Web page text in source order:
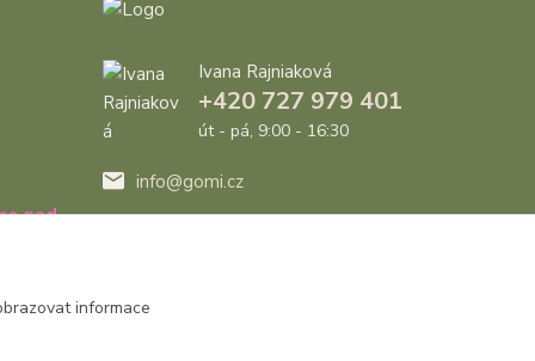
nad
Ivana Rajniaková
+420 727 979 401
út - pá, 9:00 - 16:30
info@gomi.cz
informace